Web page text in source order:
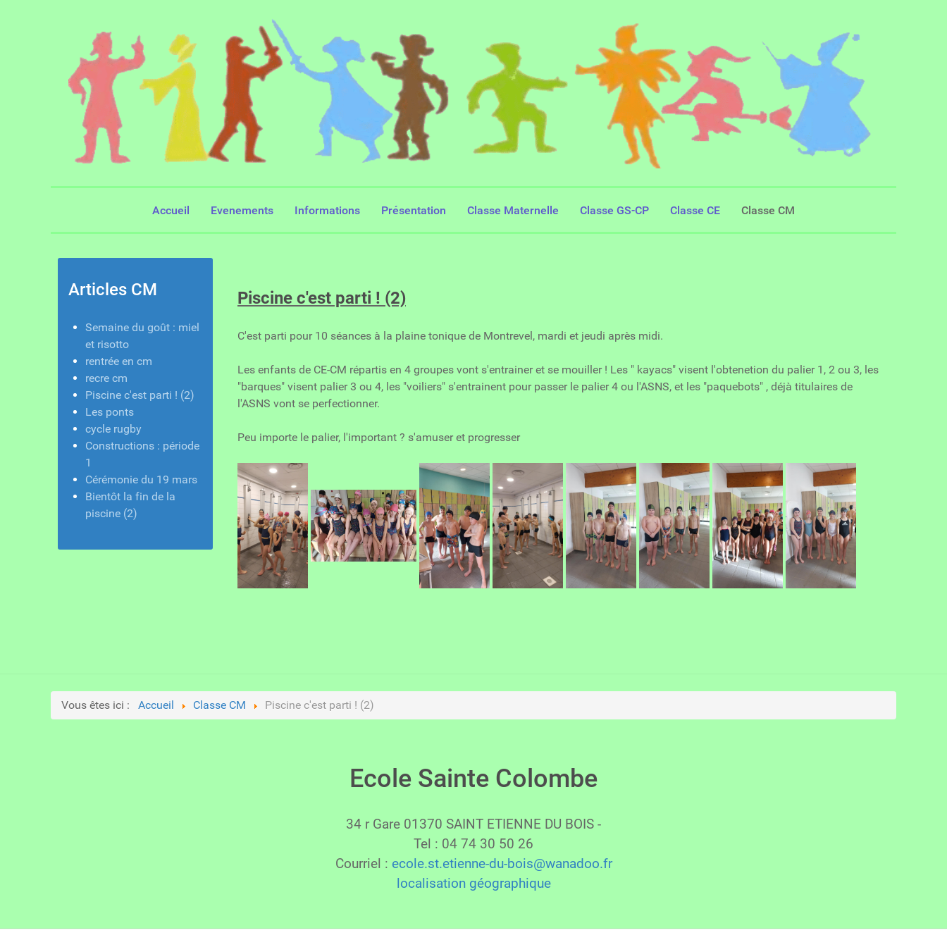
Accueil Evenements Informations Présentation Classe Maternelle Classe GS-CP Classe CE Classe CM
Articles CM
Semaine du goût : miel
et risotto
rentrée en cm
recre cm
Piscine c'est parti ! (2)
Les ponts
cycle rugby
Constructions : période
1
Cérémonie du 19 mars
Bientôt la fin de la
piscine (2)
Piscine c'est parti ! (2)
C'est parti pour 10 séances à la plaine tonique de Montrevel, mardi et jeudi après midi.
Les enfants de CE-CM répartis en 4 groupes vont s'entrainer et se mouiller ! Les " kayacs" visent l'obtenetion du palier 1, 2 ou 3, les
"barques" visent palier 3 ou 4, les "voiliers" s'entrainent pour passer le palier 4 ou l'ASNS, et les "paquebots" , déjà titulaires de
l'ASNS vont se perfectionner.
Peu importe le palier, l'important ? s'amuser et progresser
Vous êtes ici : Accueil Classe CM Piscine c'est parti ! (2)
Ecole Sainte Colombe
34 r Gare 01370 SAINT ETIENNE DU BOIS -
Tel : 04 74 30 50 26
Courriel : ecole.st.etienne-du-bois@wanadoo.fr
localisation géographique